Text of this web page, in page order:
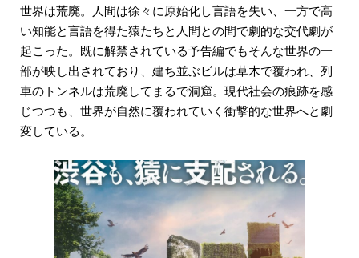
世界は荒廃。人間は徐々に原始化し言語を失い、一方で高
い知能と言語を得た猿たちと人間との間で劇的な交代劇が
起こった。既に解禁されている予告編でもそんな世界の一
部が映し出されており、建ち並ぶビルは草木で覆われ、列
車のトンネルは荒廃してまるで洞窟。現代社会の痕跡を感
じつつも、世界が自然に覆われていく衝撃的な世界へと劇
変している。